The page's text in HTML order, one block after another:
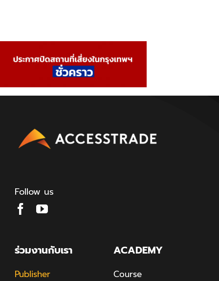
Follow us
ร่วมงานกับเรา
Publisher
ACADEMY
Course